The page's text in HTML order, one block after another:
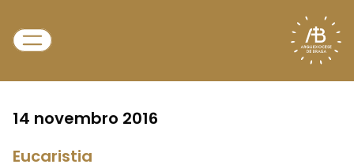
14 novembro 2016
Eucaristia